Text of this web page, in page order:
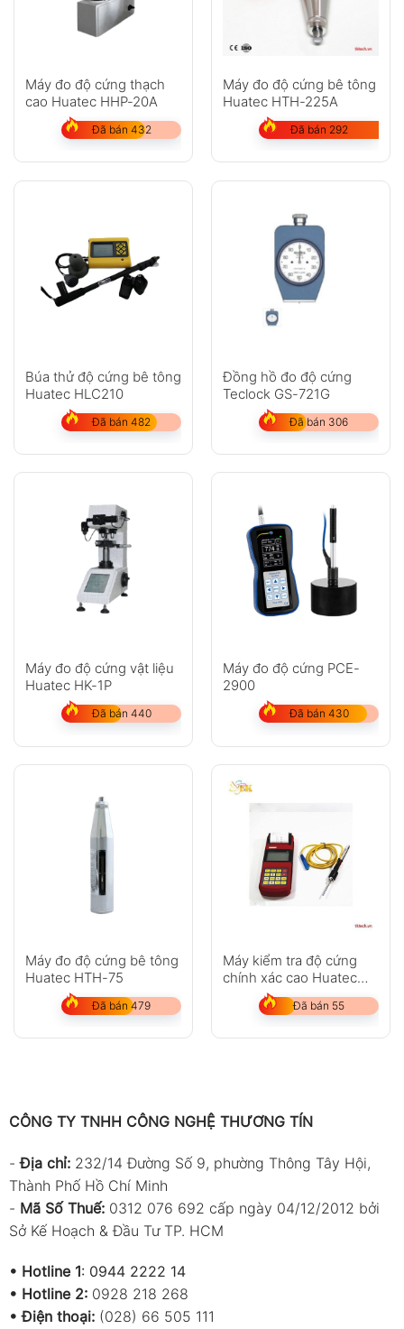
Máy đo độ cứng thạch
cao Huatec HHP-20A
Đã bán 432
Máy đo độ cứng bê tông
Huatec HTH-225A
Đã bán 292
Búa thử độ cứng bê tông
Huatec HLC210
Đã bán 482
Đồng hồ đo độ cứng
Teclock GS-721G
Đã bán 306
Máy đo độ cứng vật liệu
Huatec HK-1P
Đã bán 440
Máy đo độ cứng PCE-
2900
Đã bán 430
Máy đo độ cứng bê tông
Huatec HTH-75
Đã bán 479
Máy kiểm tra độ cứng
chính xác cao Huatec
RHL160
Đã bán 55
CÔNG TY TNHH CÔNG NGHỆ THƯƠNG TÍN
-Địa chỉ: 232/14 Đường Số 9, phường Thông Tây Hội,
Thành Phố Hồ Chí Minh
- Mã Số Thuế: 0312 076 692 cấp ngày 04/12/2012 bởi
Sở Kế Hoạch & Đầu Tư TP. HCM
• Hotline 1: 0944 2222 14
• Hotline 2: 0928 218 268
• Điện thoại: (028) 66 505 111